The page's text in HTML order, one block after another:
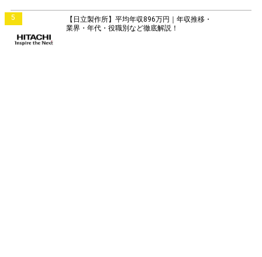
5
【日立製作所】平均年収896万円｜年収推移・
業界・年代・役職別など徹底解説！